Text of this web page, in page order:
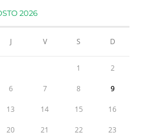
2026
J V S D
1 2
6 7 8 9
13 14 15 16
20 21 22 23